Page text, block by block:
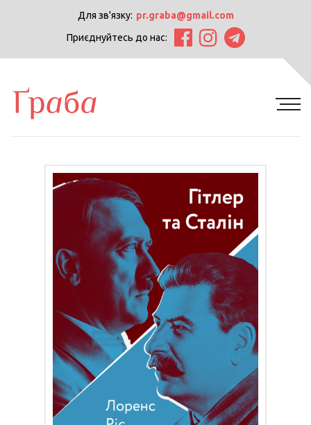
Для зв'язку: pr.graba@gmail.com
Приєднуйтесь до нас: